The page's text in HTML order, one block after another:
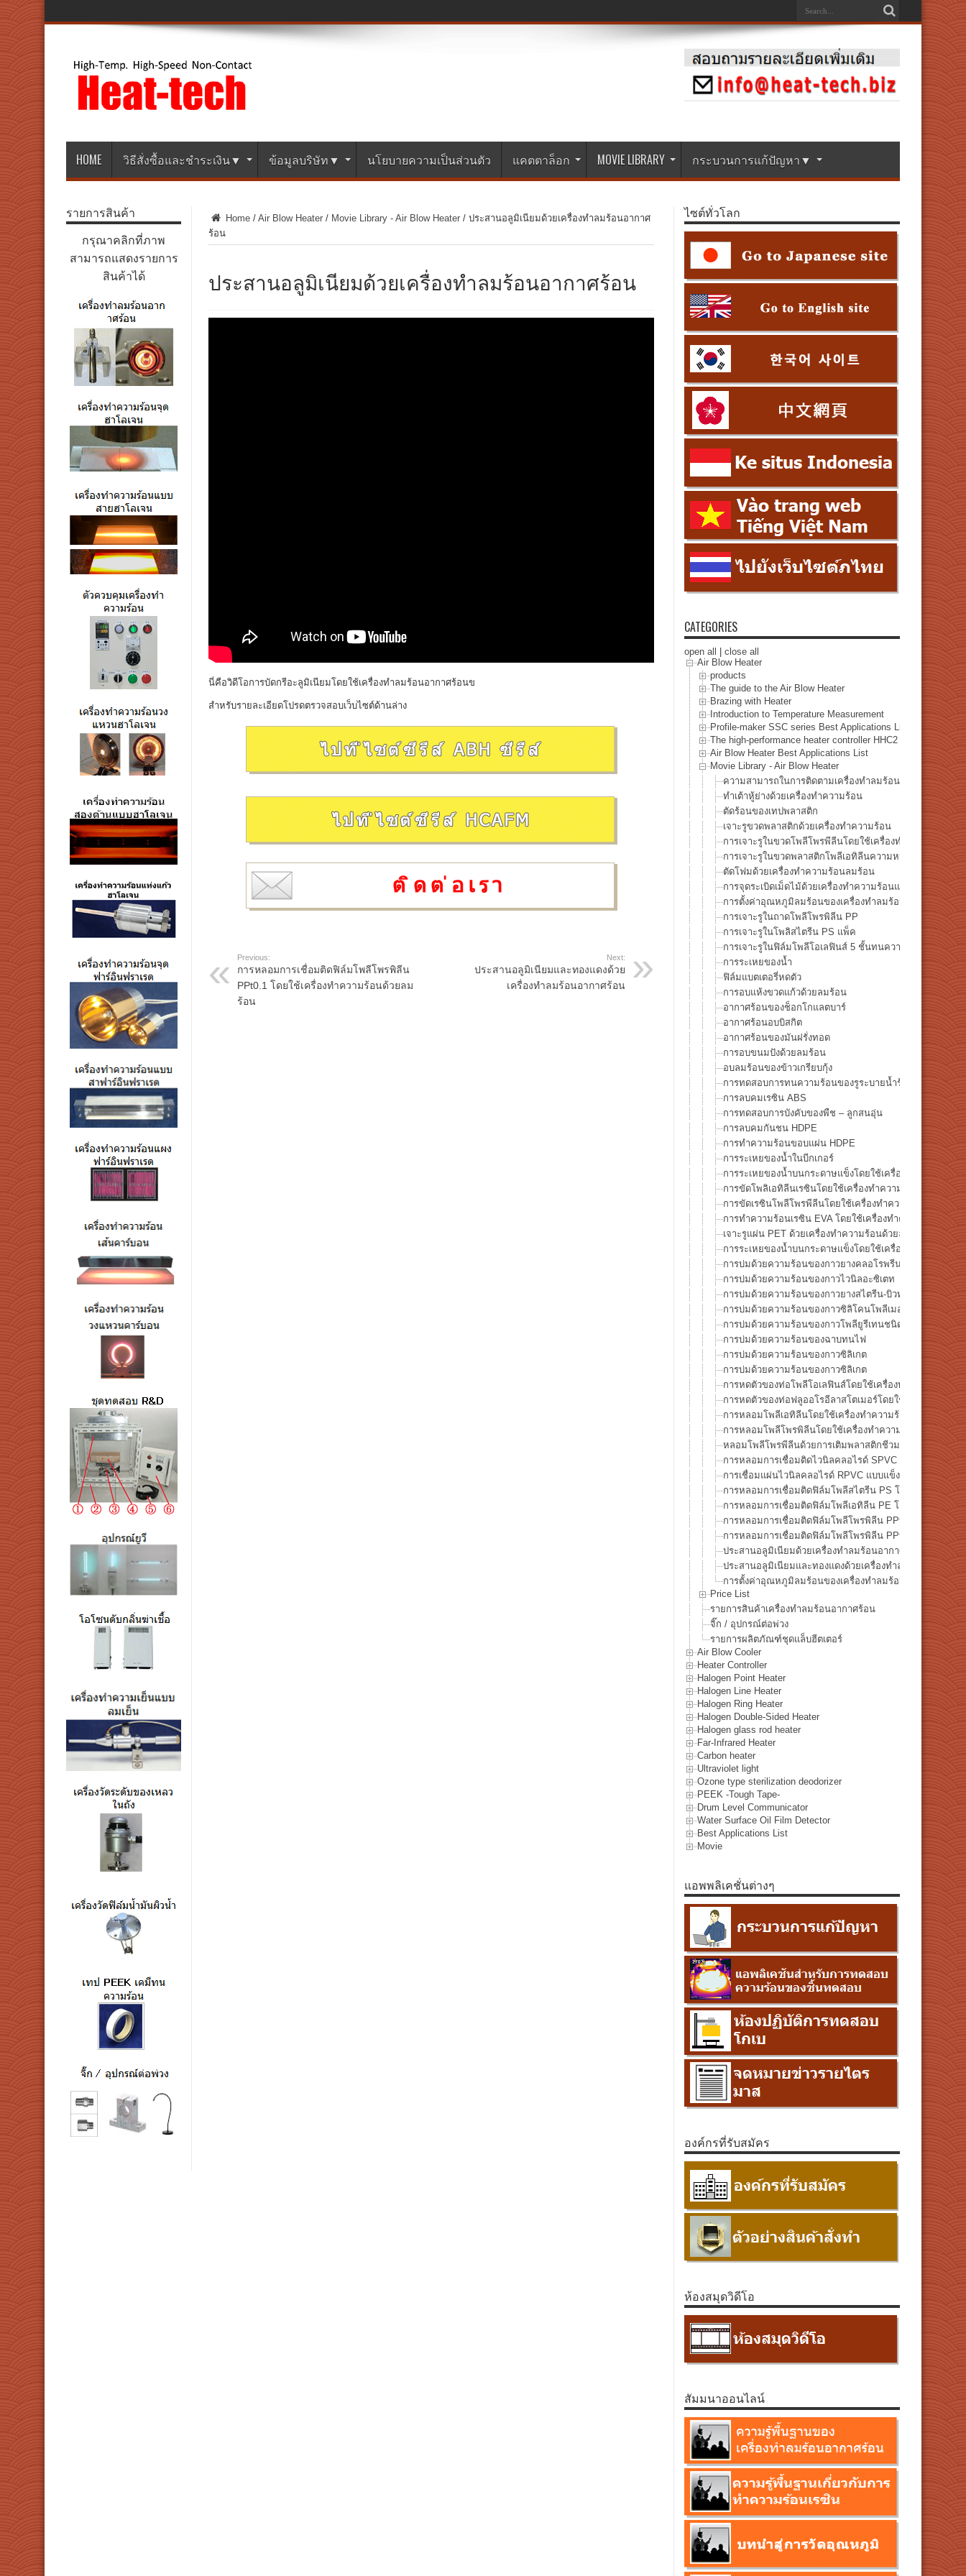
HOME วิธีสั่งซื้อและชำระเงิน▼ ข้อมูลบริษัท▼ นโยบายความเป็นส่วนตัว แคตตาล็อก MOVIE LIBRARY กระบวนการแก้ปัญหา▼
Home / Air Blow Heater / Movie Library - Air Blow Heater / ประสานอลูมิเนียมด้วยเครื่องทำลมร้อนอากาศ
ร้อน
ประสานอลูมิเนียมด้วยเครื่องทำลมร้อนอากาศร้อน
นี่คือวิดีโอการบัดกรีอะลูมิเนียมโดยใช้เครื่องทำลมร้อนอากาศร้อนข
สำหรับรายละเอียดโปรดตรวจสอบเว็บไซต์ด้านล่าง
Previous:
การหลอมการเชื่อมติดฟิล์มโพลีโพรพิลีน
PPt0.1 โดยใช้เครื่องทำความร้อนด้วยลม
ร้อน
Next:
ประสานอลูมิเนียมและทองแดงด้วย
เครื่องทำลมร้อนอากาศร้อน
รายการสินค้า
กรุณาคลิกที่ภาพ
สามารถแสดงรายการ
สินค้าได้
ไซต์ทั่วโลก
CATEGORIES
open all
close all
Air Blow Heater
products
The guide to the Air Blow Heater
Brazing with Heater
Introduction to Temperature Measurement
Profile-maker SSC series Best Applications List
The high-performance heater controller HHC2 series Best
Air Blow Heater Best Applications List
Movie Library - Air Blow Heater
ความสามารถในการติดตามเครื่องทำลมร้อน -1
ทำเต้าหู้ย่างด้วยเครื่องทำความร้อน
ตัดร้อนของเทปพลาสติก
เจาะรูขวดพลาสติกด้วยเครื่องทำความร้อน
การเจาะรูในขวดโพลีโพรพีลีนโดยใช้เครื่องทำความร้อนด้ว
การเจาะรูในขวดพลาสติกโพลีเอทิลีนความหนาแน่นสูงโดย
ตัดโฟมด้วยเครื่องทำความร้อนลมร้อน
การจุดระเบิดเม็ดไม้ด้วยเครื่องทำความร้อนแบบลมร้อน
การตั้งค่าอุณหภูมิลมร้อนของเครื่องทำลมร้อน 1,000℃
การเจาะรูในถาดโพลีโพรพิลีน PP
การเจาะรูในโพลิสไตรีน PS แพ็ค
การเจาะรูในฟิล์มโพลีโอเลฟินส์ 5 ชั้นทนความร้อน
การระเหยของน้ำ
ฟิล์มแบตเตอรี่หดตัว
การอบแห้งขวดแก้วด้วยลมร้อน
อากาศร้อนของช็อกโกแลตบาร์
อากาศร้อนอบบิสกิต
อากาศร้อนของมันฝรั่งทอด
การอบขนมปังด้วยลมร้อน
อบลมร้อนของข้าวเกรียบกุ้ง
การทดสอบการทนความร้อนของรูระบายน้ำร้อนของถ้วยยากิ
การลบคมเรซิน ABS
การทดสอบการบังคับของพืช – ลูกสนอุ่น
การลบคมกันชน HDPE
การทำความร้อนขอบแผ่น HDPE
การระเหยของน้ำในบีกเกอร์
การระเหยของน้ำบนกระดาษแข็งโดยใช้เครื่องทำความร้อน
การขัดโพลิเอทิลีนเรซินโดยใช้เครื่องทำความร้อนด้วยลมร้อน
การขัดเรซินโพลีโพรพีลีนโดยใช้เครื่องทำความร้อนด้วยลมร้
การทำความร้อนเรซิน EVA โดยใช้เครื่องทำความร้อนด้วยล
เจาะรูแผ่น PET ด้วยเครื่องทำความร้อนด้วยลมร้อน
การระเหยของน้ำบนกระดาษแข็งโดยใช้เครื่องทำความร้อน
การบ่มด้วยความร้อนของกาวยางคลอโรพรีน
การบ่มด้วยความร้อนของกาวไวนิลอะซิเตท
การบ่มด้วยความร้อนของกาวยางสไตรีน-บิวทาไดอีน
การบ่มด้วยความร้อนของกาวซิลิโคนโพลีเมอร์ดัดแปลงพิเศษ
การบ่มด้วยความร้อนของกาวโพลียูรีเทนชนิดพิเศษ
การบ่มด้วยความร้อนของฉาบทนไฟ
การบ่มด้วยความร้อนของกาวซิลิเกต
การบ่มด้วยความร้อนของกาวซิลิเกต
การหดตัวของท่อโพลีโอเลฟินส์โดยใช้เครื่องทำความร้อนด้ว
การหดตัวของท่อฟลูออโรอีลาสโตเมอร์โดยใช้เครื่องทำควา
การหลอมโพลีเอทิลีนโดยใช้เครื่องทำความร้อนด้วยลมร้อน
การหลอมโพลีโพรพิลีนโดยใช้เครื่องทำความร้อนด้วยลมร้อน
หลอมโพลีโพรพีลีนด้วยการเติมพลาสติกชีวมวล 5% โดยใช้
การหลอมการเชื่อมติดไวนิลคลอไรด์ SPVC แบบอ่อนโดยใ
การเชื่อมแผ่นไวนิลคลอไรด์ RPVC แบบแข็งโดยโดยใช้เครื่
การหลอมการเชื่อมติดฟิล์มโพลีสไตรีน PS โดยใช้เครื่องทำ
การหลอมการเชื่อมติดฟิล์มโพลีเอทิลีน PE โดยใช้เครื่องทำ
การหลอมการเชื่อมติดฟิล์มโพลีโพรพิลีน PPt0.18 โดยใช้เค
การหลอมการเชื่อมติดฟิล์มโพลีโพรพิลีน PPt0.1 โดยใช้เครื่
ประสานอลูมิเนียมด้วยเครื่องทำลมร้อนอากาศร้อน
ประสานอลูมิเนียมและทองแดงด้วยเครื่องทำลมร้อนอากาศร้
การตั้งค่าอุณหภูมิลมร้อนของเครื่องทำลมร้อน 1100℃
Price List
รายการสินค้าเครื่องทำลมร้อนอากาศร้อน
จิ๊ก / อุปกรณ์ต่อพ่วง
รายการผลิตภัณฑ์ชุดแล็บฮีตเตอร์
Air Blow Cooler
Heater Controller
Halogen Point Heater
Halogen Line Heater
Halogen Ring Heater
Halogen Double-Sided Heater
Halogen glass rod heater
Far-Infrared Heater
Carbon heater
Ultraviolet light
Ozone type sterilization deodorizer
PEEK -Tough Tape-
Drum Level Communicator
Water Surface Oil Film Detector
Best Applications List
Movie
แอพพลิเคชั่นต่างๆ
องค์กรที่รับสมัคร
ห้องสมุดวิดีโอ
สัมมนาออนไลน์